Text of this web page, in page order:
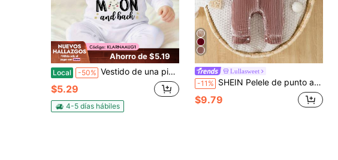
Ahorro de $5.19
Local -50% Vestido de una pieza para recién nacido, lindo vestido de manga corta con estampado de letras y hongos para bebés, niños y niñas
$5.29
4-5 días hábiles
Lullasweet
-11% SHEIN Pelele de punto acanalado con forro polar + gorro elegante para bebé niña, otoño/invierno
$9.79